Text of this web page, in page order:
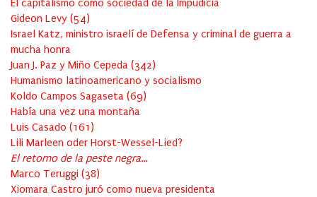
El capitalismo como sociedad de la Impudicia
Gideon Levy (54)
Israel Katz, ministro israelí de Defensa y criminal de guerra a
mucha honra
Juan J. Paz y Miño Cepeda (342)
Humanismo latinoamericano y socialismo
Koldo Campos Sagaseta (69)
Había una vez una montaña
Luis Casado (161 )
Lili Marleen oder Horst-Wessel-Lied?
El retorno de la peste negra…
Marco Teruggi (38)
Xiomara Castro juró como nueva presidenta